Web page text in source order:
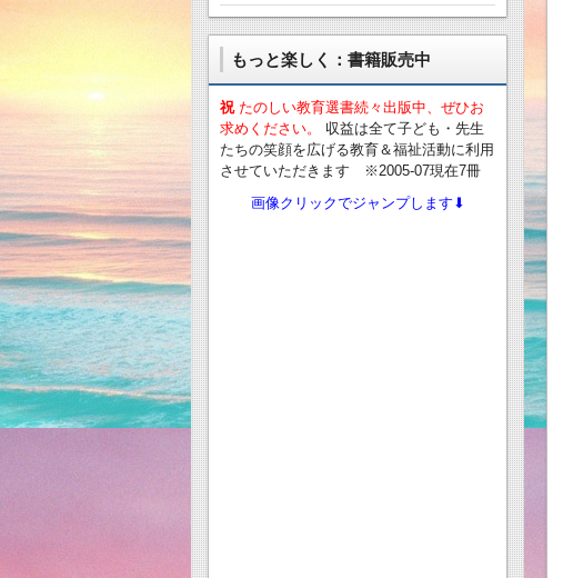
もっと楽しく：書籍販売中
祝 たのしい教育選書続々出版中、ぜひお
求めください。
収益は全て子ども・先生
たちの笑顔を広げる教育＆福祉活動に利用
させていただきます ※2005-07現在7冊
画像クリックでジャンプします⬇︎